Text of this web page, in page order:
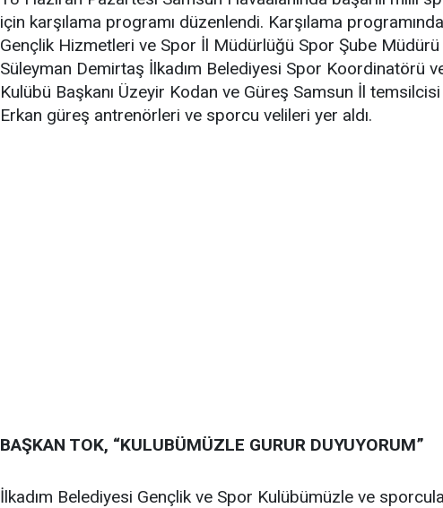
için karşılama programı düzenlendi. Karşılama
Gençlik Hizmetleri ve Spor İl Müdürlüğü Spor Şube Müdürü
Süleyman Demirtaş İlkadım Belediyesi Spor Koordinatörü
Kulübü Başkanı Üzeyir Kodan ve Güreş Samsun İl
Erkan güreş antrenörleri ve sporcu velileri yer aldı.
BAŞKAN TOK, “KULUBÜMÜZLE GURUR DUYUYORUM”
İlkadım Belediyesi Gençlik ve Spor Kulübümüzle ve